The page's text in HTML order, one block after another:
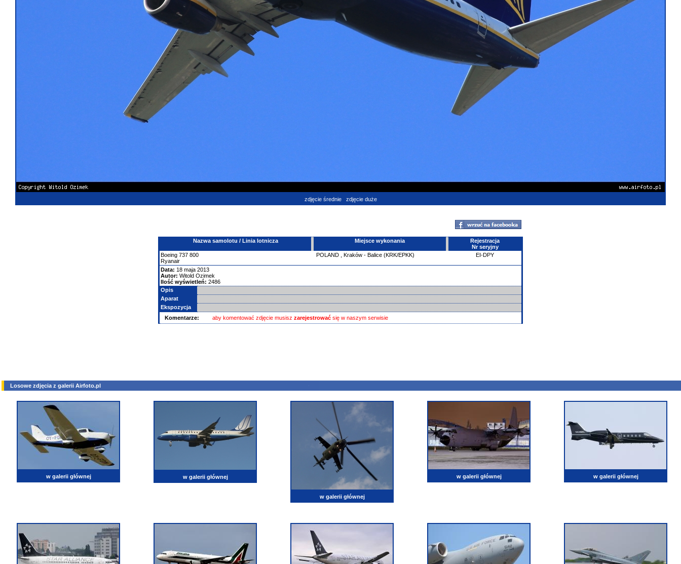
zdjęcie średnie zdjęcie duże
Nazwa samolotu / Linia lotnicza Miejsce wykonania
Rejestracja
Nr seryjny
Boeing 737 800
Ryanair
POLAND Kraków - Balice (KRK/EPKK) EI-DPY
Data: 18 maja 2013
Autor: Witold Ozimek
Ilość wyświetleń: 2486
Opis
Aparat
Ekspozycja
Komentarze:
aby komentować zdjęcie musisz zarejestrować się w naszym serwisie
Losowe zdjęcia z galerii Airfoto.pl
w galerii głównej w galerii głównej
w galerii głównej
w galerii głównej w galerii głównej